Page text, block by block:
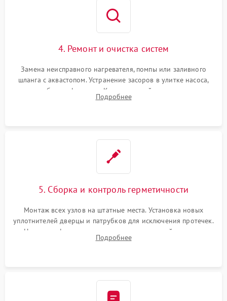
4. Ремонт и очистка систем
Замена неисправного нагревателя, помпы или заливного
шланга с аквастопом. Устранение засоров в улитке насоса,
патрубках и фильтрах. Компонентный ремонт платы
управления, восстановление поврежденной проводки.
Подробнее
5. Сборка и контроль герметичности
Монтаж всех узлов на штатные места. Установка новых
уплотнителей дверцы и патрубков для исключения протечек.
Надежная фиксация хомутов гидравлической системы,
сборка корпуса и установка датчика поплавка.
Подробнее